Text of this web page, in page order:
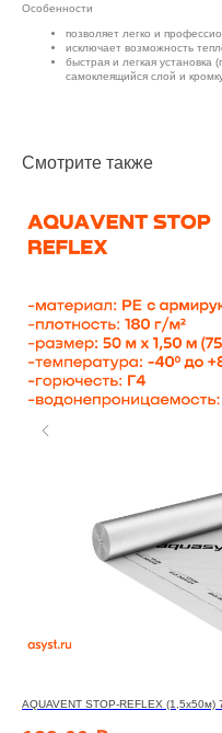
Особенности
позволяет легко и
исключает возможность
быстрая и легкая установка
самоклеящийся слой и
Смотрите также
AQUAVENT STOP-REFLEX (1,5х50м)